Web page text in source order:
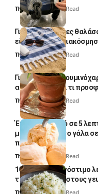
Thali Ombre 4 Min Read
Γιατί οι πετσέτες
είναι μόνο για
Thali Ombre5 Min Read
Γιατί βάζουν
απλό κόλπο και τι
Thali Ombre4 Min Read
Έτοιμο παγωτό σε 5
μετατρέψετε το γάλα
παγωτομηχανή
Thali Ombre 4 Min Read
10 φορές ποιο νόστιμο
το απογειώσει στους
Thali Ombre4 Min Read